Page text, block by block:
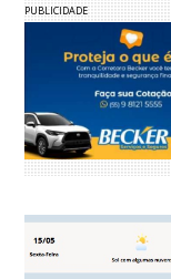
PUBLICIDADE